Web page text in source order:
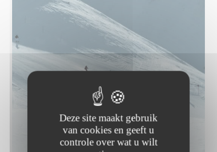
Deze site maakt gebruik
van cookies en geeft u
controle over wat u wilt